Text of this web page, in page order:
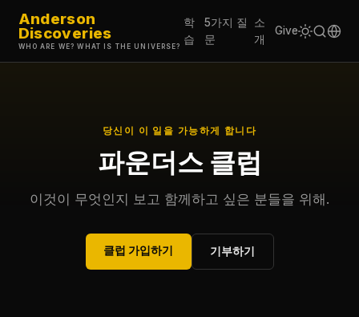
Anderson
Discoveries
WHO ARE WE? WHAT IS THE UNIVERSE?
학
습
5가지 질
문
소
개
Give
당신이 이 일을 가능하게 합니다
파운더스 클럽
이것이 무엇인지 보고 함께하고 싶은 분들을 위해.
클럽 가입하기 기부하기